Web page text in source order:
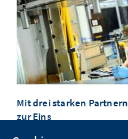
Elemente
(wie
Links)
anzuspringen.
mit
den
Pfeiltasten.
(links/rechts)
um
zum
vorherigen/nächsten
Slide
zu
springen.
Nutzen
Sie
die
Tabtaste
um
des
Mit drei starken
zur Eins
Lesen Sie hier, wie es ein